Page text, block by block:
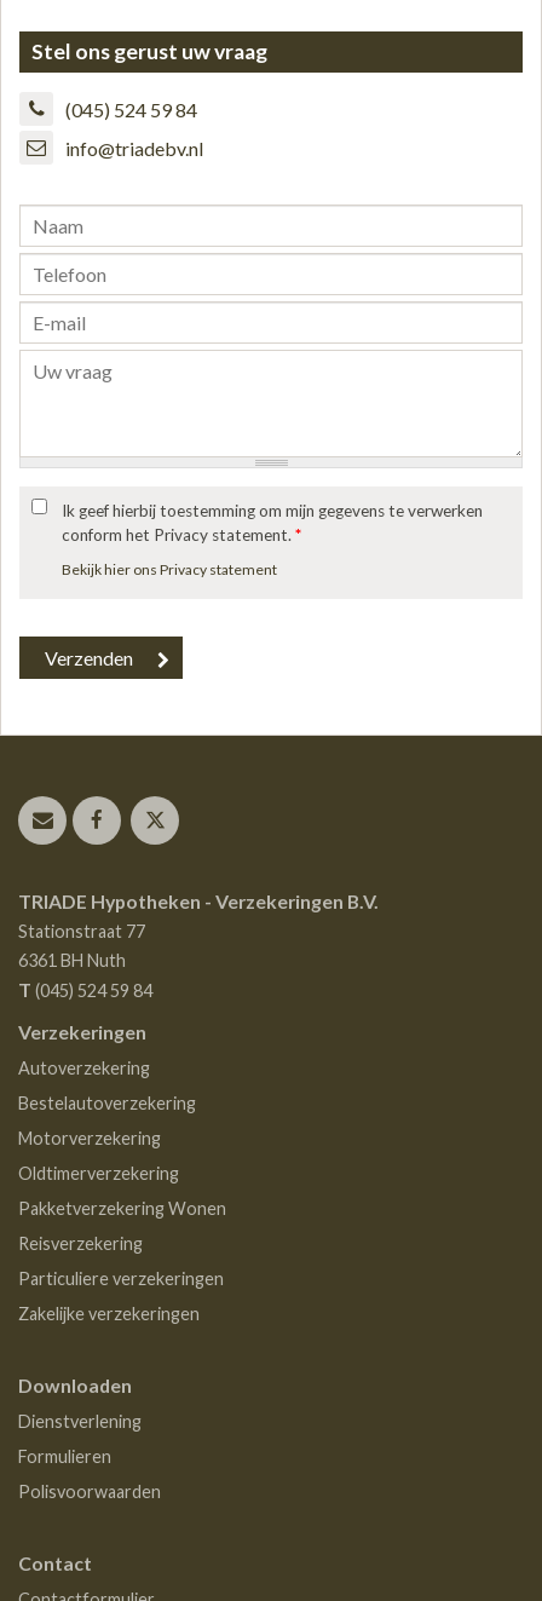
Stel ons gerust uw vraag
(045) 524 59 84
info@triadebv.nl
Ik geef hierbij toestemming om mijn gegevens te verwerken
conform het Privacy statement. *
Bekijk hier ons Privacy statement
TRIADE Hypotheken - Verzekeringen B.V.
Stationstraat 77
6361 BH Nuth
T (045) 524 59 84
Verzekeringen
Autoverzekering
Bestelautoverzekering
Motorverzekering
Oldtimerverzekering
Pakketverzekering Wonen
Reisverzekering
Particuliere verzekeringen
Zakelijke verzekeringen
Downloaden
Dienstverlening
Formulieren
Polisvoorwaarden
Contact